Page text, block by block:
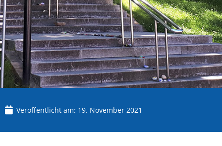
Veröffentlicht am: 19. November 2021